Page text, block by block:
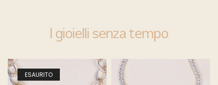
I gioielli senza tempo
ESAURITO